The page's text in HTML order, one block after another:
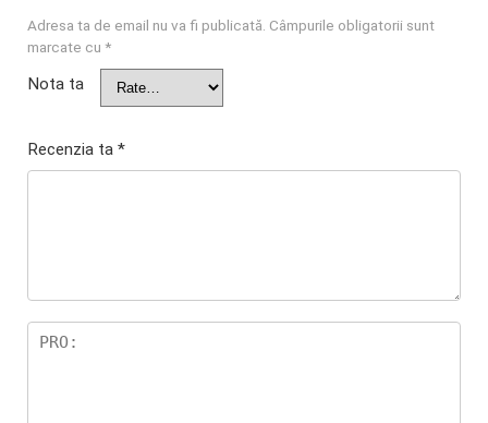
Adresa ta de email nu va fi publicată. Câmpurile obligatorii sunt
marcate cu *
Nota ta
Recenzia ta *